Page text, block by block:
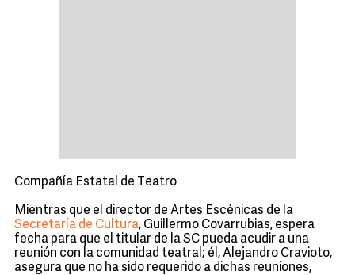
Compañía Estatal de Teatro
Mientras que el director de Artes Escénicas de la
Secretaría de Cultura, Guillermo Covarrubias, espera
fecha para que el titular de la SC pueda acudir a una
reunión con la comunidad teatral; él, Alejandro Cravioto,
asegura que no ha sido requerido a dichas reuniones,